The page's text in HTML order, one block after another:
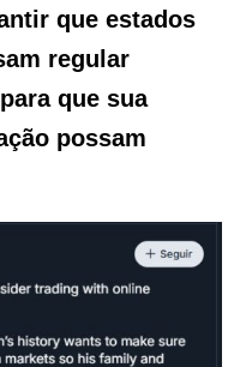
que estados
regular
que sua
possam